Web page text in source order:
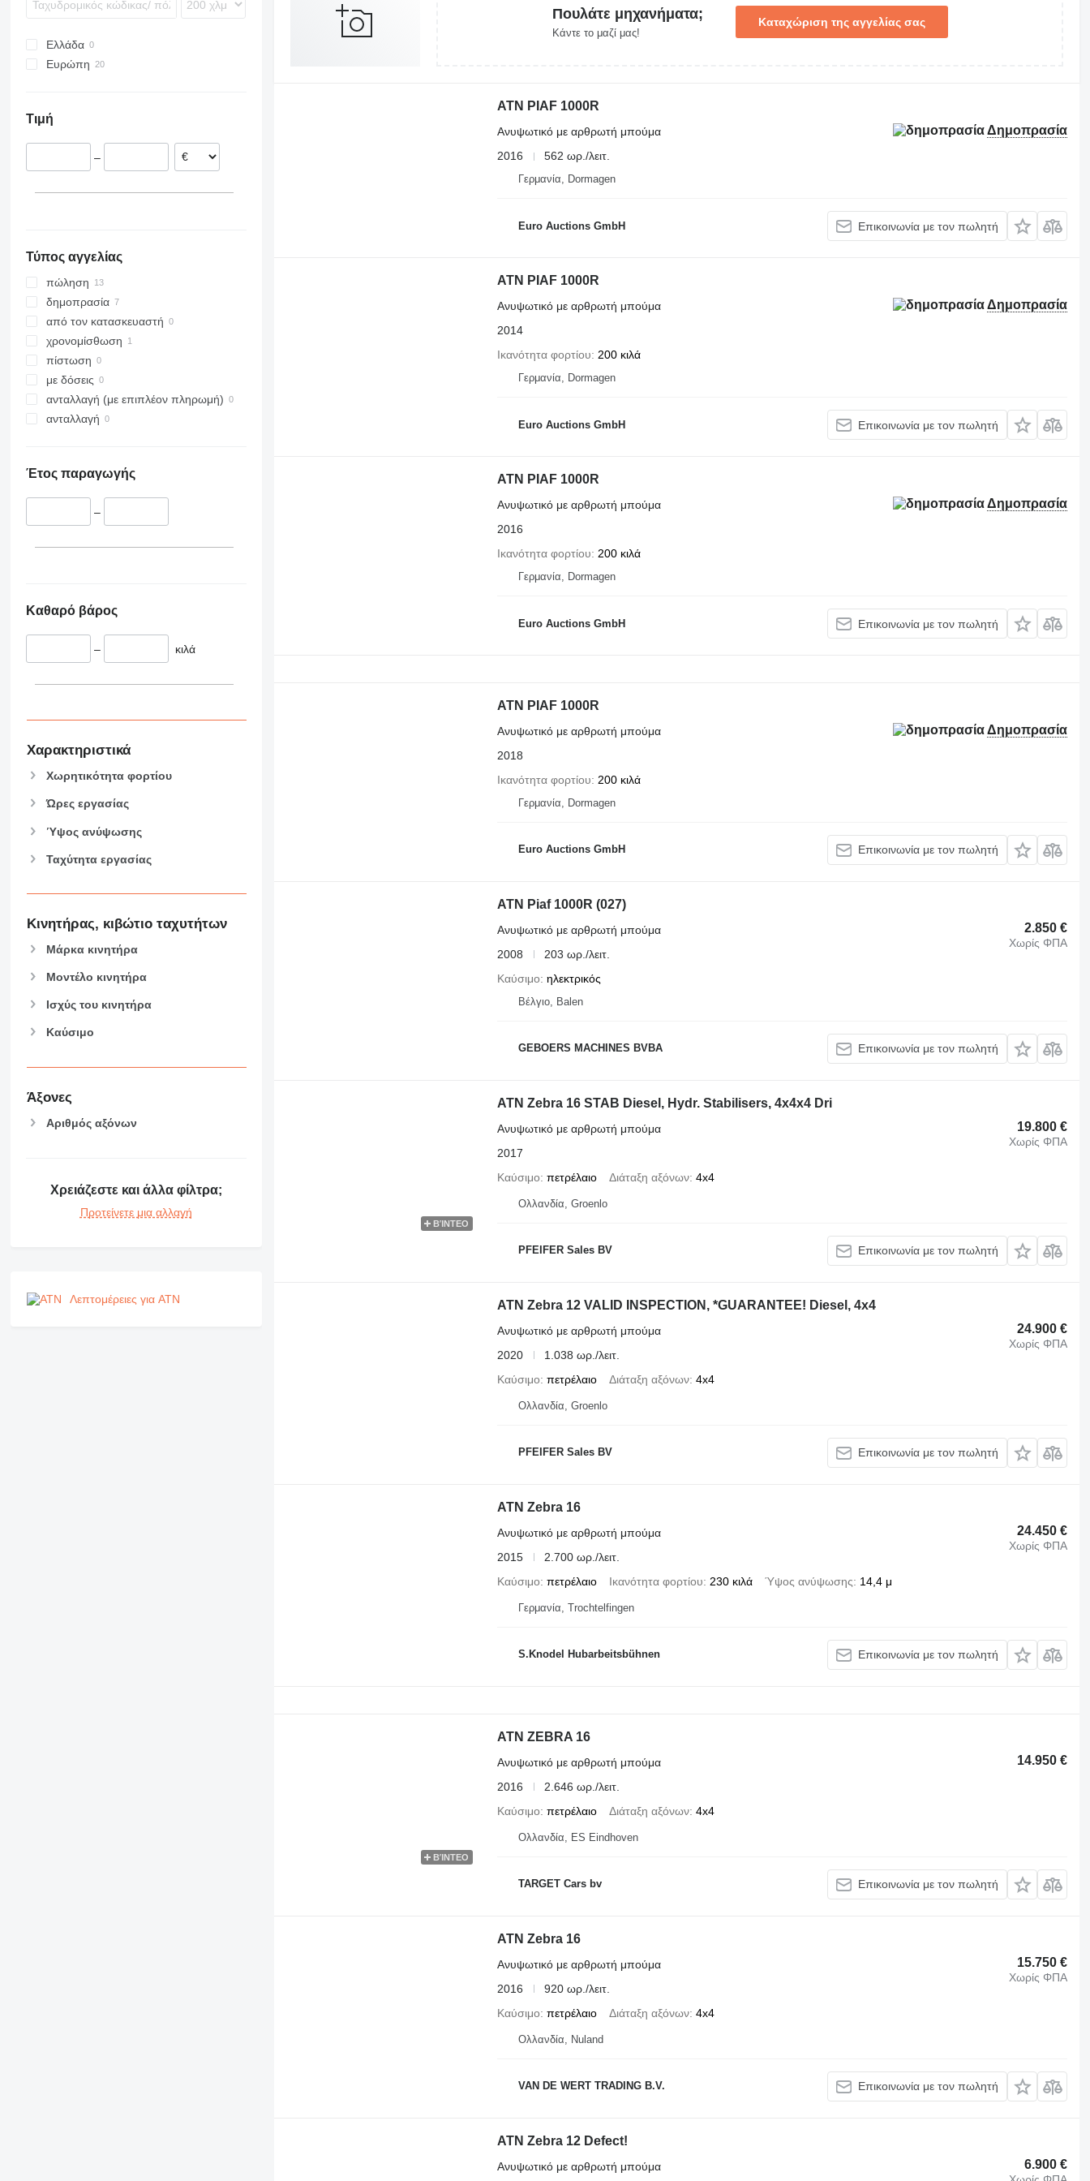
E-series
Toucan
Ελλάδα
Ευρώπη
Πολωνία
Ισπανία
Τιμή
–
Τύπος αγγελίας
πώληση
δημοπρασία
από τον κατασκευαστή
χρονομίσθωση
πίστωση
με δόσεις
ανταλλαγή (με επιπλέον πληρωμή)
ανταλλαγή
Έτος παραγωγής
–
Καθαρό βάρος
– κιλά
Χαρακτηριστικά
Χωρητικότητα φορτίου
Ώρες εργασίας
Ύψος ανύψωσης
Ταχύτητα εργασίας
Κινητήρας, κιβώτιο ταχυτήτων
Μάρκα κινητήρα
Μοντέλο κινητήρα
Ισχύς του κινητήρα
Καύσιμο
Άξονες
Αριθμός αξόνων
Χρειάζεστε και άλλα φίλτρα;
Προτείνετε μια αλλαγή
Λεπτομέρειες για ATN
Πουλάτε μηχανήματα;
Κάντε το μαζί μας!
Καταχώριση της αγγελίας σας
ATN PIAF 1000R
Δημοπρασία
Ανυψωτικό με αρθρωτή μπούμα
2016
562 ωρ./λειτ.
Γερμανία, Dormagen
Euro Auctions GmbH Επικοινωνία με τον πωλητή
ATN PIAF 1000R
Δημοπρασία
Ανυψωτικό με αρθρωτή μπούμα
2014
Ικανότητα φορτίου
200 κιλά
Γερμανία, Dormagen
Euro Auctions GmbH Επικοινωνία με τον πωλητή
ATN PIAF 1000R
Δημοπρασία
Ανυψωτικό με αρθρωτή μπούμα
2016
Ικανότητα φορτίου
200 κιλά
Γερμανία, Dormagen
Euro Auctions GmbH Επικοινωνία με τον πωλητή
ATN PIAF 1000R
Δημοπρασία
Ανυψωτικό με αρθρωτή μπούμα
2018
Ικανότητα φορτίου
200 κιλά
Γερμανία, Dormagen
Euro Auctions GmbH Επικοινωνία με τον πωλητή
ATN Piaf 1000R (027)
2.850 €
Χωρίς ΦΠΑ
Ανυψωτικό με αρθρωτή μπούμα
2008
203 ωρ./λειτ.
Καύσιμο ηλεκτρικός
Βέλγιο, Balen
GEBOERS MACHINES BVBA Επικοινωνία με τον πωλητή
ΒΊΝΤΕΟ
ATN Zebra 16 STAB Diesel, Hydr. Stabilisers, 4x4x4 Dri
19.800 €
Χωρίς ΦΠΑ
Ανυψωτικό με αρθρωτή μπούμα
2017
Καύσιμο πετρέλαιο Διάταξη αξόνων 4x4
Ολλανδία, Groenlo
PFEIFER Sales BV Επικοινωνία με τον πωλητή
ATN Zebra 12 VALID INSPECTION, *GUARANTEE! Diesel, 4x4
24.900 €
Χωρίς ΦΠΑ
Ανυψωτικό με αρθρωτή μπούμα
2020
1.038 ωρ./λειτ.
Καύσιμο πετρέλαιο Διάταξη αξόνων 4x4
Ολλανδία, Groenlo
PFEIFER Sales BV Επικοινωνία με τον πωλητή
ATN Zebra 16
24.450 €
Χωρίς ΦΠΑ
Ανυψωτικό με αρθρωτή μπούμα
2015
2.700 ωρ./λειτ.
Καύσιμο πετρέλαιο Ικανότητα φορτίου 230 κιλά Ύψος ανύψωσης 14,4 μ
Γερμανία, Trochtelfingen
S.Knodel Hubarbeitsbühnen Επικοινωνία με τον πωλητή
ΒΊΝΤΕΟ
ATN ZEBRA 16
14.950 €
Ανυψωτικό με αρθρωτή μπούμα
2016
2.646 ωρ./λειτ.
Καύσιμο πετρέλαιο Διάταξη αξόνων 4x4
Ολλανδία, ES Eindhoven
TARGET Cars bv Επικοινωνία με τον πωλητή
ATN Zebra 16
15.750 €
Χωρίς ΦΠΑ
Ανυψωτικό με αρθρωτή μπούμα
2016
920 ωρ./λειτ.
Καύσιμο πετρέλαιο Διάταξη αξόνων 4x4
Ολλανδία, Nuland
VAN DE WERT TRADING B.V. Επικοινωνία με τον πωλητή
ATN Zebra 12 Defect!
6.900 €
Ανυψωτικό με αρθρωτή μπούμα